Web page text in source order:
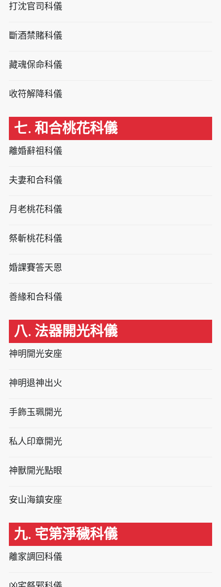
打沈官司科儀
斷酒禁賭科儀
藏魂保命科儀
收符解降科儀
七. 和合桃花科儀
離婚辭祖科儀
夫妻和合科儀
月老桃花科儀
祭斬桃花科儀
婚課賽答天恩
善緣和合科儀
八. 法器開光科儀
神明開光安座
神明退神出火
手飾玉珮開光
私人印章開光
神獸開光點眼
安山海鎮安座
九. 宅第淨穢科儀
離家調回科儀